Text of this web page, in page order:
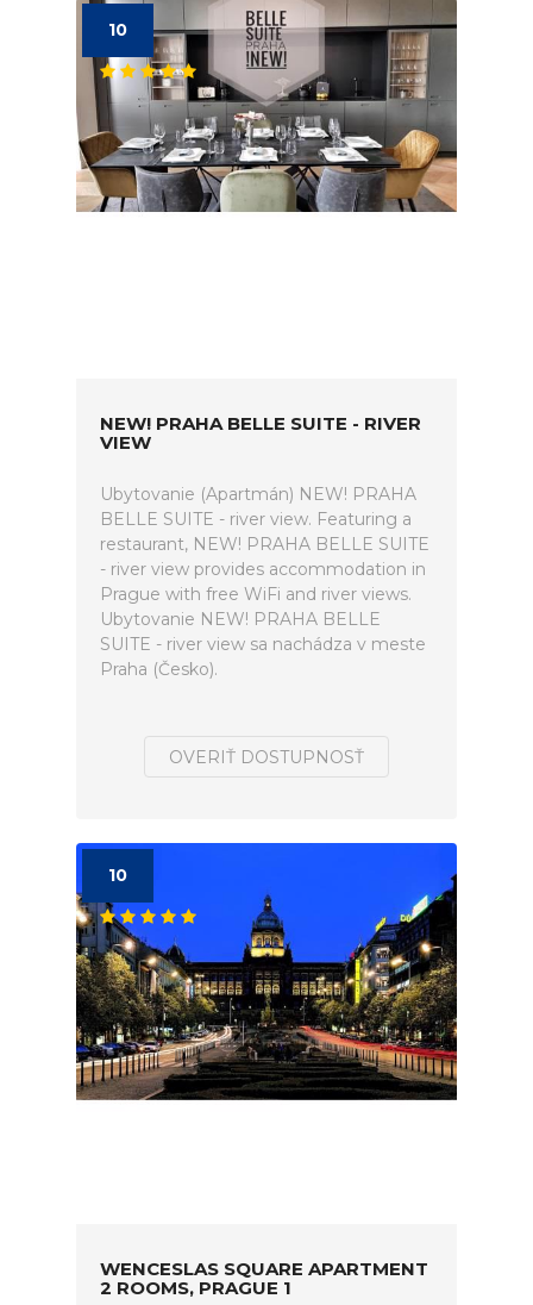
10
NEW! PRAHA BELLE SUITE - RIVER
VIEW
Ubytovanie (Apartmán) NEW! PRAHA
BELLE SUITE - river view. Featuring a
restaurant, NEW! PRAHA BELLE SUITE
- river view provides accommodation in
Prague with free WiFi and river views.
Ubytovanie NEW! PRAHA BELLE
SUITE - river view sa nachádza v meste
Praha (Česko).
OVERIŤ DOSTUPNOSŤ
10
WENCESLAS SQUARE APARTMENT
2 ROOMS, PRAGUE 1